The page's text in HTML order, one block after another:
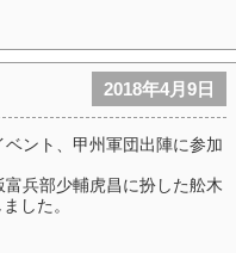
2018年4月9日
ント、甲州軍団出陣に参加
兵部少輔虎昌に扮した舩木
した。